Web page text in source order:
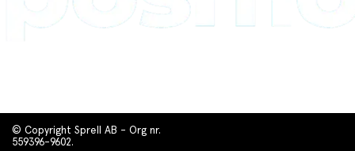
© Copyright Sprell AB - Org nr.
559396-9602.